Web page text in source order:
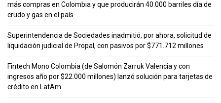
más compras en Colombia y que producirán 40.000 barriles día de
crudo y gas en el país
Superintendencia de Sociedades inadmitió, por ahora, solicitud de
liquidación judicial de Propal, con pasivos por $771.712 millones
Fintech Mono Colombia (de Salomón Zarruk Valencia y con
ingresos año por $22.000 millones) lanzó solución para tarjetas de
crédito en LatAm